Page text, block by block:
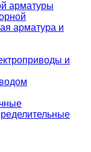
арматуры
арматура и
и